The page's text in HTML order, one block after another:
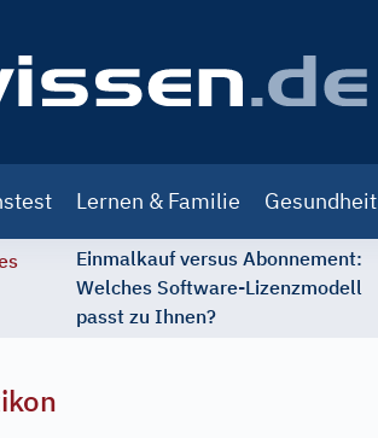
Lernen & Familie Gesundheit
Einmalkauf versus Abonnement:
Welches Software-Lizenzmodell
passt zu Ihnen?